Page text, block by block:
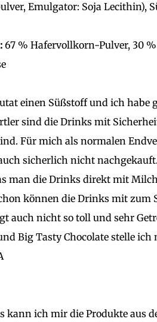
Emulgator: Soja Lecithin),
67 % Hafervollkorn-Pulver, 30
einen Süßstoff und ich habe
sind die Drinks mit
Für mich als normalen
sicherlich nicht nachgekauft.
man die Drinks direkt mit
können die Drinks mit zum
auch nicht so toll und sehr
Big Tasty Chocolate stelle
ich mir die Produkte aus